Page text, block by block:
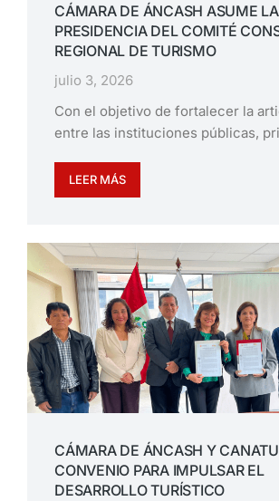
CÁMARA DE ÁNCASH ASUME LA
PRESIDENCIA DEL COMITÉ
REGIONAL DE TURISMO
julio 3, 2026
Con el objetivo de fortalecer la
entre las instituciones públicas,
LEER MÁS
CÁMARA DE ÁNCASH Y
CONVENIO PARA IMPULSAR EL
DESARROLLO TURÍSTICO